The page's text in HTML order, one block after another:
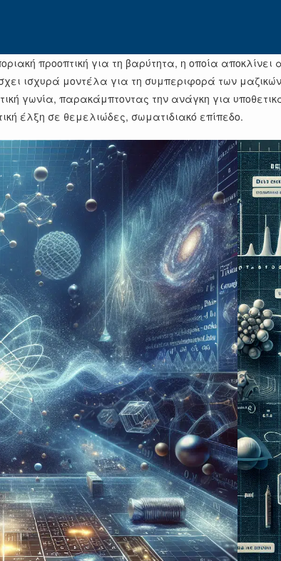
προοπτική για τη βαρύτητα, η οποία
ισχυρά μοντέλα για τη συμπεριφορά των
γωνία, παρακάμπτοντας την ανάγκη για
έλξη σε θεμελιώδες, σωματιδιακό επίπεδο.